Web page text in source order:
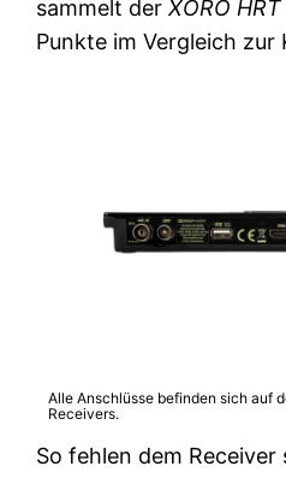
sammelt der XORO
Punkte im Vergleich zur
Alle Anschlüsse befinden sich auf
Receivers.
So fehlen dem